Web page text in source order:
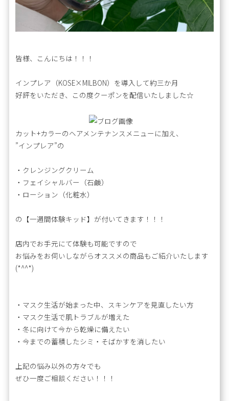
皆様、こんにちは！！！
インプレア（KOSE×MILBON）を導入して約三か月
好評をいただき、この度クーポンを配信いたしました☆
カット+カラーのヘアメンテナンスメニューに加え、
”インプレア”の
・クレンジングクリーム
・フェイシャルバー（石鹸）
・ローション（化粧水）
の【一週間体験キッド】が付いてきます！！！
店内でお手元にて体験も可能ですので
お悩みをお伺いしながらオススメの商品もご紹介いたします
(*^^*)
・マスク生活が始まった中、スキンケアを見直したい方
・マスク生活で肌トラブルが増えた
・冬に向けて今から乾燥に備えたい
・今までの蓄積したシミ・そばかすを消したい
上記の悩み以外の方々でも
ぜひ一度ご相談ください！！！